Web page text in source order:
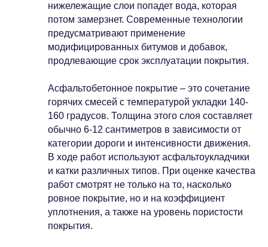
нижележащие слои попадет вода, которая
потом замерзнет. Современные технологии
предусматривают применение
модифицированных битумов и добавок,
продлевающие срок эксплуатации покрытия.
Асфальтобетонное покрытие – это сочетание
горячих смесей с температурой укладки 140-
160 градусов. Толщина этого слоя составляет
обычно 6-12 сантиметров в зависимости от
категории дороги и интенсивности движения.
В ходе работ используют асфальтоукладчики
и катки различных типов. При оценке качества
работ смотрят не только на то, насколько
ровное покрытие, но и на коэффициент
уплотнения, а также на уровень пористости
покрытия.